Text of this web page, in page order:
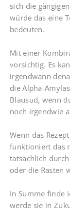
sich die
würde das eine
bedeuten.
Mit einer
vorsichtig. Es
irgendwann
die Alpha-
Blausud, wenn
noch irgendwie
Wenn das
funktioniert das
tatsächlich
oder die Rasten
In Summe finde
werde sie in